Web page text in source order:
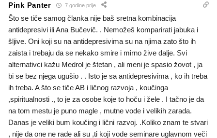
Pink Panter 7 godine prije
Što se tiče samog članka nije baš sretna kombinacija
antidepresivi ili Ana Bučevič. . Nemožeš komparirati jabuka i
šljive. Oni koji su na antidepresivima su na njima zato što ih
zaista i trebaju da se nekako smire i mirno žive dalje. Svi
alternativci kažu Medrol je štetan , ali meni je spasio žovot , ja
bi se bez njega ugušio . . Isto je sa antidepresivima , ko ih treba
ih treba. A što se tiče AB i ličnog razvoja , koučinga
,spiritualnosti ., to je za osobe koje to hoču i žele . I tačno je da
na tom mestu je puno magle , mutne vode i velikih zarada.
Danas je veliki bum koučing i lični razvoj. .Koliko znam te stvari
, nije da one ne rade ali su ,ti koji vode seminare uglavnom veči